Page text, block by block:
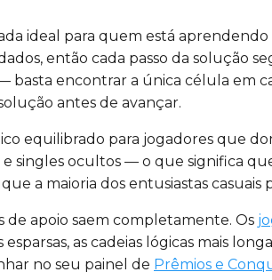
ideal para quem está aprendendo
então cada passo da solução
basta encontrar a única célula em
antes de avançar.
equilibrado para jogadores que
singles ocultos — o que significa
a maioria dos entusiastas
de apoio saem completamente. Os
esparsas, as cadeias lógicas mais
no seu painel de Prêmios e